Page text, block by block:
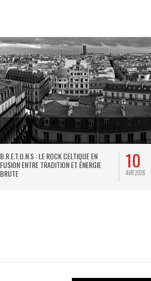
B.R.E.T.O.N.S : LE ROCK CELTIQUE EN
FUSION ENTRE TRADITION ET ÉNERGIE
BRUTE
10
AVR 2026